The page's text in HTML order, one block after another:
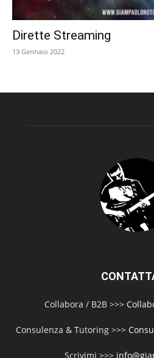
Dirette Streaming
13 Gennaio 2022
Collabora / B2B >>>
Consulenza & Tutoring >>>
Scrivimi >>>